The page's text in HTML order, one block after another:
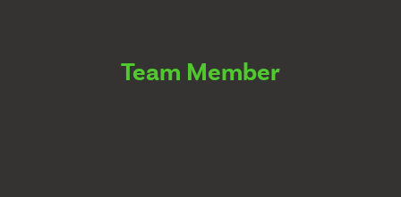
Team Member